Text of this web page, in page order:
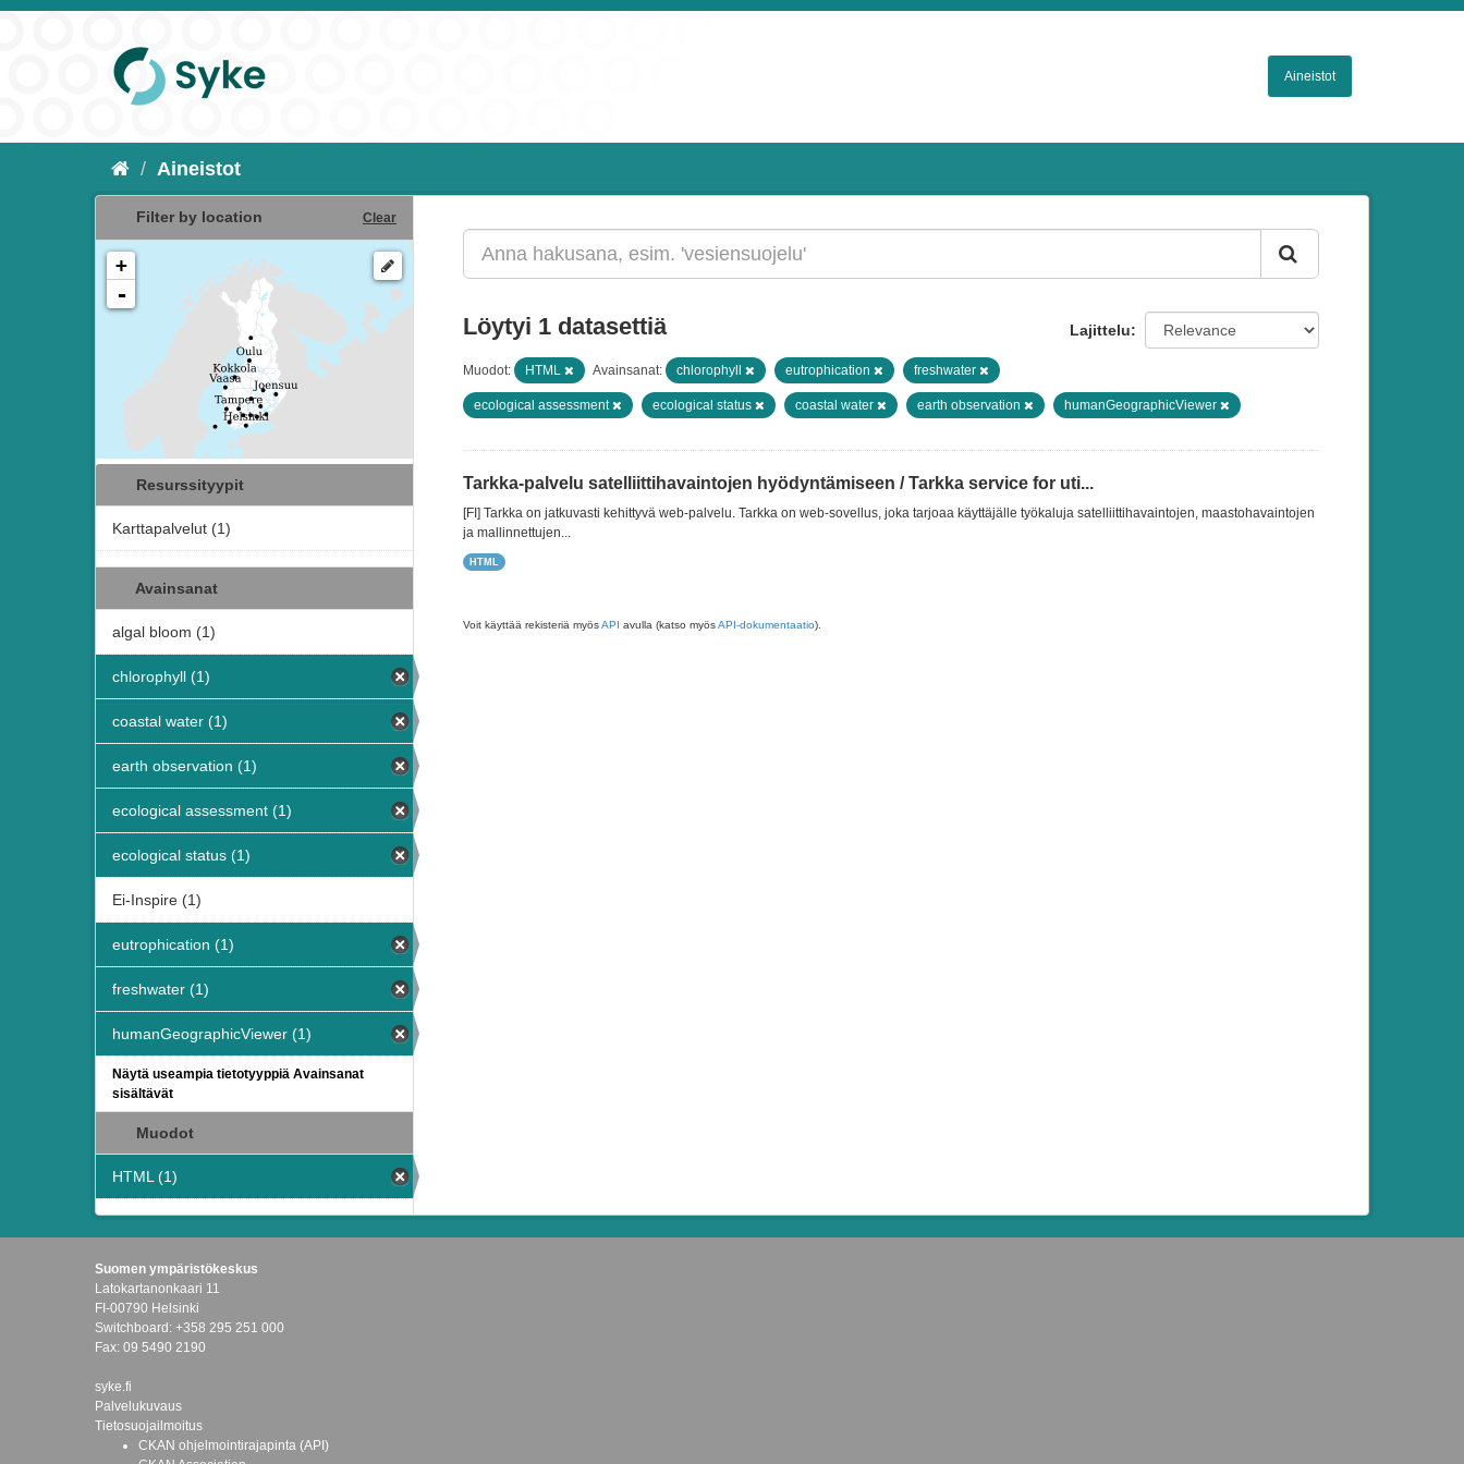
Aineistot
Aineistot
Filter by location Clear
+
-
Resurssityypit
Karttapalvelut (1)
Avainsanat
algal bloom (1)
chlorophyll (1)
coastal water (1)
earth observation (1)
ecological assessment (1)
ecological status (1)
Ei-Inspire (1)
eutrophication (1)
freshwater (1)
humanGeographicViewer (1)
Näytä useampia tietotyyppiä Avainsanat
sisältävät
Muodot
HTML (1)
Lajittelu
Löytyi 1 datasettiä
Muodot: HTML Avainsanat: chlorophyll eutrophication freshwater
ecological assessment ecological status coastal water earth observation humanGeographicViewer
Tarkka-palvelu satelliittihavaintojen hyödyntämiseen / Tarkka service for uti...
[FI] Tarkka on jatkuvasti kehittyvä web-palvelu. Tarkka on web-sovellus, joka tarjoaa käyttäjälle työkaluja satelliittihavaintojen, maastohavaintojen
ja mallinnettujen...
HTML
Voit käyttää rekisteriä myösAPI avulla (katso myösAPI-dokumentaatio).
Suomen ympäristökeskus
Latokartanonkaari 11
FI-00790 Helsinki
Switchboard: +358 295 251 000
Fax: 09 5490 2190
syke.fi
Palvelukuvaus
Tietosuojailmoitus
CKAN ohjelmointirajapinta (API)